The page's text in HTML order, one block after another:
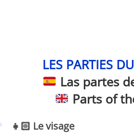
LES PARTIES
Las partes
Parts of
👧🏻 Le visage